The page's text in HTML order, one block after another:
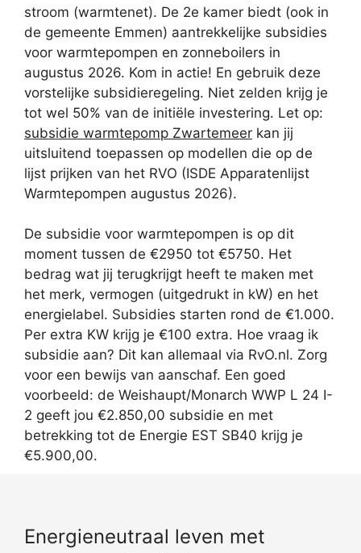
stroom (warmtenet). De 2e kamer biedt (ook in
de gemeente Emmen) aantrekkelijke subsidies
voor warmtepompen en zonneboilers in
augustus 2026. Kom in actie! En gebruik deze
vorstelijke subsidieregeling. Niet zelden krijg je
tot wel 50% van de initiële investering. Let op:
subsidie warmtepomp Zwartemeer kan jij
uitsluitend toepassen op modellen die op de
lijst prijken van het RVO (ISDE Apparatenlijst
Warmtepompen augustus 2026).
De subsidie voor warmtepompen is op dit
moment tussen de €2950 tot €5750. Het
bedrag wat jij terugkrijgt heeft te maken met
het merk, vermogen (uitgedrukt in kW) en het
energielabel. Subsidies starten rond de €1.000.
Per extra KW krijg je €100 extra. Hoe vraag ik
subsidie aan? Dit kan allemaal via RvO.nl. Zorg
voor een bewijs van aanschaf. Een goed
voorbeeld: de Weishaupt/Monarch WWP L 24 I-
2 geeft jou €2.850,00 subsidie en met
betrekking tot de Energie EST SB40 krijg je
€5.900,00.
Energieneutraal leven met